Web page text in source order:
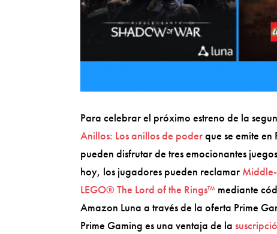
Para celebrar el próximo estreno de la
Anillos: Los anillos de poderque se emite
pueden disfrutar de tres emocionantes
hoy, los jugadores pueden reclamar
LEGO® The Lord of the Rings™ mediante
Amazon Luna a través de la oferta Prime
Prime Gaming es una ventaja de la